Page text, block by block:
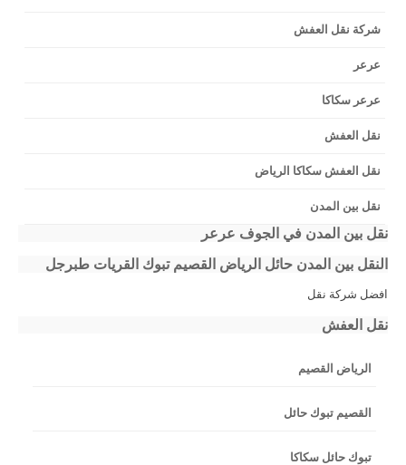
شركة نقل العفش
عرعر
عرعر سكاكا
نقل العفش
نقل العفش سكاكا الرياض
نقل بين المدن
نقل بين المدن في الجوف عرعر
النقل بين المدن حائل الرياض القصيم تبوك القريات طبرجل
افضل شركة نقل
نقل العفش
الرياض القصيم
القصيم تبوك حائل
تبوك حائل سكاكا